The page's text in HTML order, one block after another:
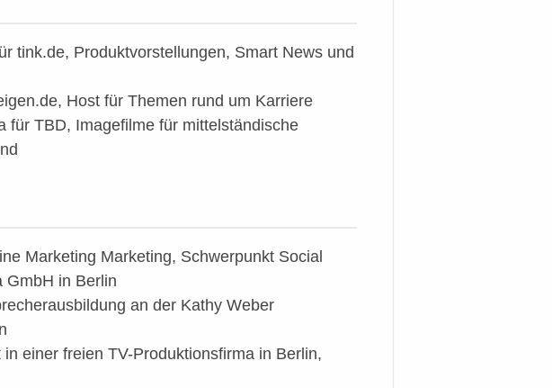
tink.de, Produktvorstellungen, Smart News und
Host für Themen rund um Karriere
für TBD, Imagefilme für mittelständische
Marketing Marketing, Schwerpunkt Social
GmbH in Berlin
an der Kathy Weber
einer freien TV-Produktionsfirma in Berlin,